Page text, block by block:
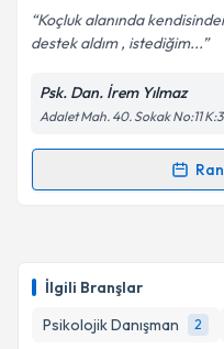
İlgili Branşlar
Psikolojik Danışman
2
Koçluk alanında
destek aldım , istediğim...
Psk. Dan. İrem Yılmaz
Adalet Mah. 40. Sokak No:11
Randevu
için bir takvim
bilgilendireceğiz.